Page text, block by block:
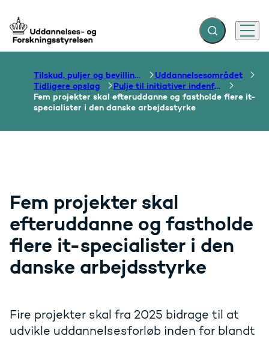
Gå til forsiden Fold søgefelt ud
Menu
Tilskud, puljer og bevillinger
Uddannelsesområdet
Tidligere opslag
Pulje til initiativer indenfor digitaliseringsstrategien
Fem projekter skal efteruddanne og fastholde flere it-
specialister i den danske arbejdsstyrke
Fem projekter skal
efteruddanne og fastholde
flere it-specialister i den
danske arbejdsstyrke
Fire projekter skal fra 2025 bidrage til at
udvikle uddannelsesforløb inden for blandt